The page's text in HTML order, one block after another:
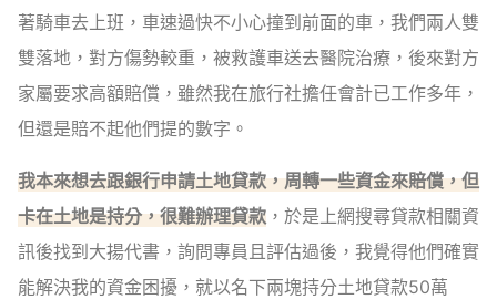
著騎車去上班，車速過快不小心撞到前面的車，我們兩人雙
雙落地，對方傷勢較重，被救護車送去醫院治療，後來對方
家屬要求高額賠償，雖然我在旅行社擔任會計已工作多年，
但還是賠不起他們提的數字。
我本來想去跟銀行申請土地貸款，周轉一些資金來賠償，但
卡在土地是持分，很難辦理貸款 ，於是上網搜尋貸款相關資
訊後找到大揚代書，詢問專員且評估過後，我覺得他們確實
能解決我的資金困擾，就以名下兩塊持分土地貸款50萬